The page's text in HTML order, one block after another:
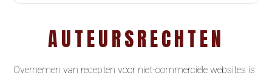
AUTEURSRECHTEN
Overnemen van recepten voor niet-commerciële websites is